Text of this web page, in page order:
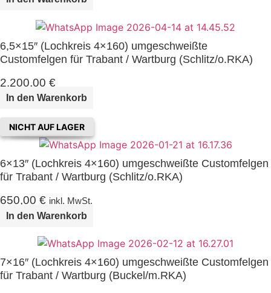
0
0
,
€
.
6,5×15″ (Lochkreis 4×160) umgeschweißte
Customfelgen für Trabant / Wartburg (Schlitz/o.RKA)
2.200,00 €
In den Warenkorb
NICHT AUF LAGER
6×13″ (Lochkreis 4×160) umgeschweißte Customfelgen
für Trabant / Wartburg (Schlitz/o.RKA)
650,00 € inkl. MwSt.
In den Warenkorb
7×16″ (Lochkreis 4×160) umgeschweißte Customfelgen
für Trabant / Wartburg (Buckel/m.RKA)